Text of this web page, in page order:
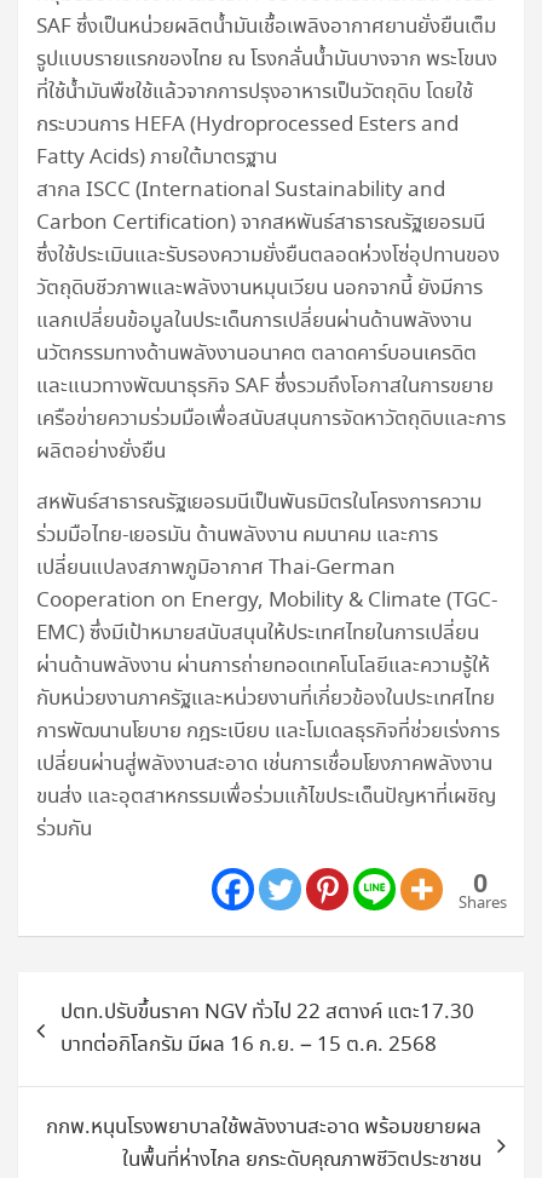
SAF ซึ่งเป็นหน่วยผลิตน้ำมันเชื้อเพลิงอากาศยานยั่งยืนเต็ม
รูปแบบรายแรกของไทย ณ โรงกลั่นน้ำมันบางจาก พระโขนง
ที่ใช้น้ำมันพืชใช้แล้วจากการปรุงอาหารเป็นวัตถุดิบ โดยใช้
กระบวนการ HEFA (Hydroprocessed Esters and
Fatty Acids) ภายใต้มาตรฐาน
สากล ISCC (International Sustainability and
Carbon Certification) จากสหพันธ์สาธารณรัฐเยอรมนี
ซึ่งใช้ประเมินและรับรองความยั่งยืนตลอดห่วงโซ่อุปทานของ
วัตถุดิบชีวภาพและพลังงานหมุนเวียน นอกจากนี้ ยังมีการ
แลกเปลี่ยนข้อมูลในประเด็นการเปลี่ยนผ่านด้านพลังงาน
นวัตกรรมทางด้านพลังงานอนาคต ตลาดคาร์บอนเครดิต
และแนวทางพัฒนาธุรกิจ SAF ซึ่งรวมถึงโอกาสในการขยาย
เครือข่ายความร่วมมือเพื่อสนับสนุนการจัดหาวัตถุดิบและการ
ผลิตอย่างยั่งยืน
สหพันธ์สาธารณรัฐเยอรมนีเป็นพันธมิตรในโครงการความ
ร่วมมือไทย-เยอรมัน ด้านพลังงาน คมนาคม และการ
เปลี่ยนแปลงสภาพภูมิอากาศ Thai-German
Cooperation on Energy, Mobility & Climate (TGC-
EMC) ซึ่งมีเป้าหมายสนับสนุนให้ประเทศไทยในการเปลี่ยน
ผ่านด้านพลังงาน ผ่านการถ่ายทอดเทคโนโลยีและความรู้ให้
กับหน่วยงานภาครัฐและหน่วยงานที่เกี่ยวข้องในประเทศไทย
การพัฒนานโยบาย กฎระเบียบ และโมเดลธุรกิจที่ช่วยเร่งการ
เปลี่ยนผ่านสู่พลังงานสะอาด เช่นการเชื่อมโยงภาคพลังงาน
ขนส่ง และอุตสาหกรรมเพื่อร่วมแก้ไขประเด็นปัญหาที่เผชิญ
ร่วมกัน
0
Shares
แนะแนว
เรื่องปตท.ปรับขึ้นราคา NGV ทั่วไป 22 สตางค์ แตะ17.30
บาทต่อกิโลกรัม มีผล 16 ก.ย. – 15 ต.ค. 2568
กกพ.หนุนโรงพยาบาลใช้พลังงานสะอาด พร้อมขยายผล
ในพื้นที่ห่างไกล ยกระดับคุณภาพชีวิตประชาชน